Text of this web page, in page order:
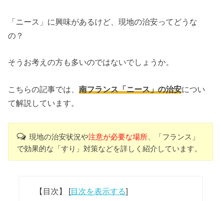
「ニース」に興味があるけど、現地の治安ってどうな
の？
そうお考えの方も多いのではないでしょうか。
こちらの記事では、南フランス「ニース」の治安につい
て解説しています。
現地の治安状況や注意が必要な場所、「フランス」
で効果的な「すり」対策などを詳しく紹介しています。
【目次】 [目次を表示する]